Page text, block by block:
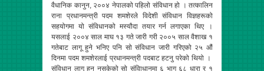
वैधानिक कानुन, २००४ नेपालको पहिलो संविधान हो । तत्कालिन
राना प्रधानमन्त्री पदम शमशेरले विदेशी संविधान विज्ञहरूको
सहयोगमा यो संविधानको मस्यौदा तयार गर्न लगाएका थिए ।
यसलाई २००४ साल माघ १३ गते जारी गरी २००५ साल वैशाख १
गतेबाट लागू हुने भनिए पनि सो संविधान जारी गरिएको २५ औं
दिनमा पदम शमशेरलाई प्रधानमन्त्री पदबाट हटनु परेको थियो ।
संविधान लागू हुन नसकेको सो संविाधानमा ६ भाग ६८ धारा र १